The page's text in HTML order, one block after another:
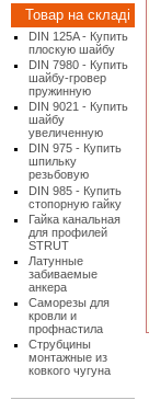
Товар на складі
DIN 125A - Купить
плоскую шайбу
DIN 7980 - Купить
шайбу-гровер
пружинную
DIN 9021 - Купить
шайбу
увеличенную
DIN 975 - Купить
шпильку
резьбовую
DIN 985 - Купить
стопорную гайку
Гайка канальная
для профилей
STRUT
Латунные
забиваемые
анкера
Саморезы для
кровли и
профнастила
Струбцины
монтажные из
ковкого чугуна